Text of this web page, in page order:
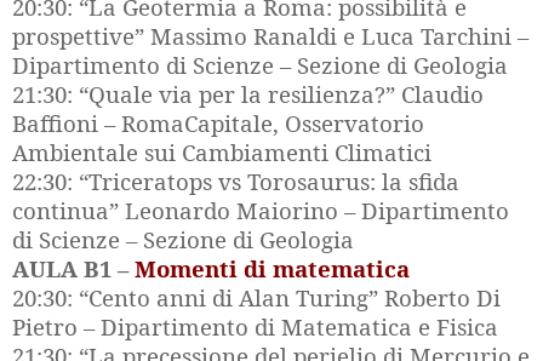
20:30: “La Geotermia a Roma: possibilità e
prospettive” Massimo Ranaldi e Luca Tarchini –
Dipartimento di Scienze – Sezione di Geologia
21:30: “Quale via per la resilienza?” Claudio
Baffioni – RomaCapitale, Osservatorio
Ambientale sui Cambiamenti Climatici
22:30: “Triceratops vs Torosaurus: la sfida
continua” Leonardo Maiorino – Dipartimento
di Scienze – Sezione di Geologia
AULA B1 –Momenti di matematica
20:30: “Cento anni di Alan Turing” Roberto Di
Pietro – Dipartimento di Matematica e Fisica